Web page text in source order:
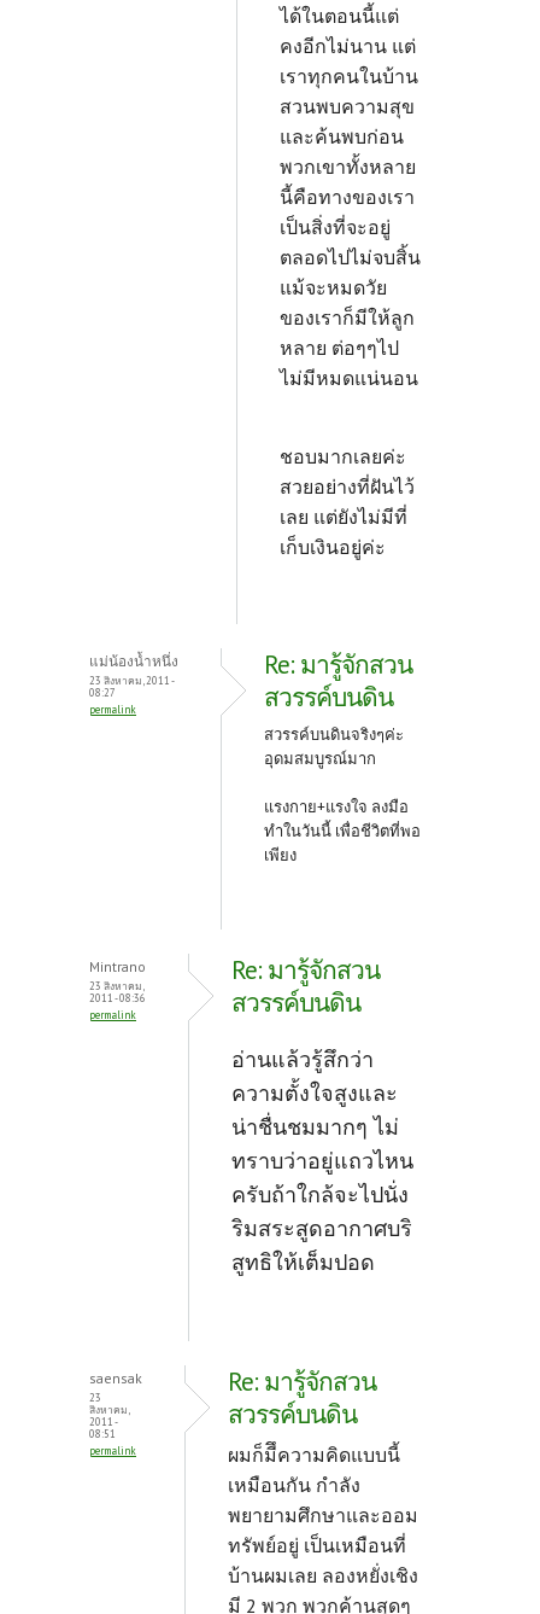
ได้ในตอนนี้แต่
คงอีกไม่นาน แต่
เราทุกคนในบ้าน
สวนพบความสุข
และค้นพบก่อน
พวกเขาทั้งหลาย
นี้คือทางของเรา
เป็นสิ่งที่จะอยู่
ตลอดไปไม่จบสิ้น
แม้จะหมดวัย
ของเราก็มีให้ลูก
หลาย ต่อๆๆไป
ไม่มีหมดแน่นอน
ชอบมากเลยค่ะ
สวยอย่างที่ฝันไว้
เลย แต่ยังไม่มีที่
เก็บเงินอยู่ค่ะ
แม่น้องน้ำหนึ่ง
23 สิงหาคม, 2011 -
08:27
permalink
Re: มารู้จักสวน
สวรรค์บนดิน
สวรรค์บนดินจริงๆค่ะ
อุดมสมบูรณ์มาก
แรงกาย+แรงใจ ลงมือ
ทำในวันนี้ เพื่อชีวิตที่พอ
เพียง
Mintrano
23 สิงหาคม,
2011 - 08:36
permalink
Re: มารู้จักสวน
สวรรค์บนดิน
อ่านแล้วรู้สึกว่า
ความตั้งใจสูงและ
น่าชื่นชมมากๆ ไม่
ทราบว่าอยู่แถวไหน
ครับถ้าใกล้จะไปนั่ง
ริมสระสูดอากาศบริ
สูทธิให้เต็มปอด
saensak
23
สิงหาคม,
2011 -
08:51
permalink
Re: มารู้จักสวน
สวรรค์บนดิน
ผมก็มีึความคิดแบบนี้
เหมือนกัน กำลัง
พยายามศึกษาและออม
ทรัพย์อยู่ เป็นเหมือนที่
บ้านผมเลย ลองหยั่งเชิง
มี 2 พวก พวกค้านสุดๆ